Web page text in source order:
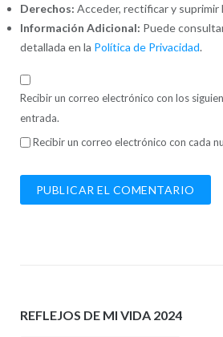
Derechos: Acceder, rectificar y suprimir
Información Adicional: Puede
detallada en la Política de Privacidad.
Recibir un correo electrónico con los
entrada.
Recibir un correo electrónico con cada
REFLEJOS DE MI VIDA 2024